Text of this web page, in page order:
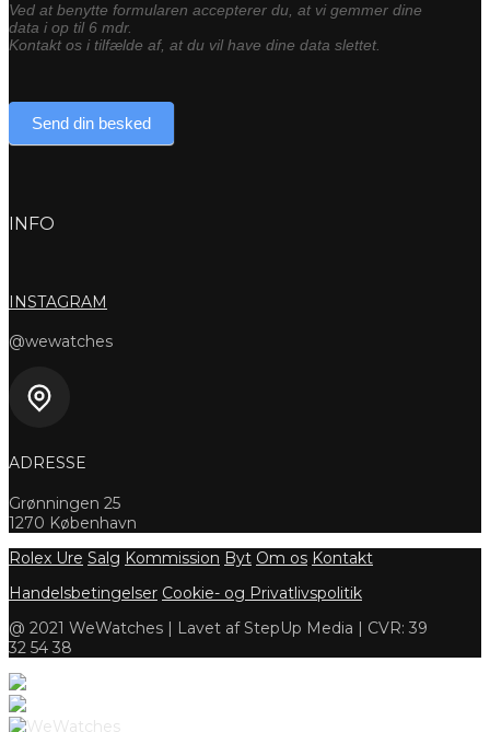
Ved at benytte formularen accepterer du, at vi gemmer dine
data i op til 6 mdr.
Kontakt os i tilfælde af, at du vil have dine data slettet.
Send din besked
INFO
INSTAGRAM
@wewatches
ADRESSE
Grønningen 25
1270 København
Rolex Ure Salg Kommission Byt Om os Kontakt
Handelsbetingelser Cookie- og Privatlivspolitik
@ 2021 WeWatches | Lavet af StepUp Media | CVR: 39
32 54 38